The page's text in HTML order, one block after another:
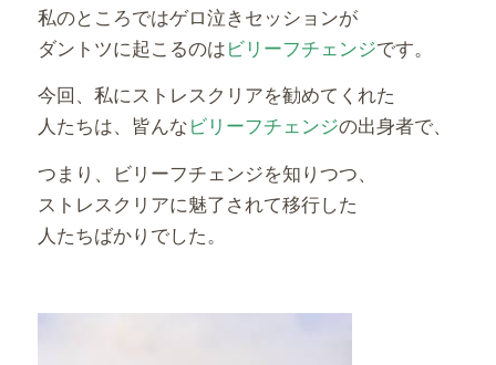
私のところではゲロ泣きセッションが
ダントツに起こるのはビリーフチェンジです。
今回、私にストレスクリアを勧めてくれた
人たちは、皆んなビリーフチェンジの出身者で、
つまり、ビリーフチェンジを知りつつ、
ストレスクリアに魅了されて移行した
人たちばかりでした。